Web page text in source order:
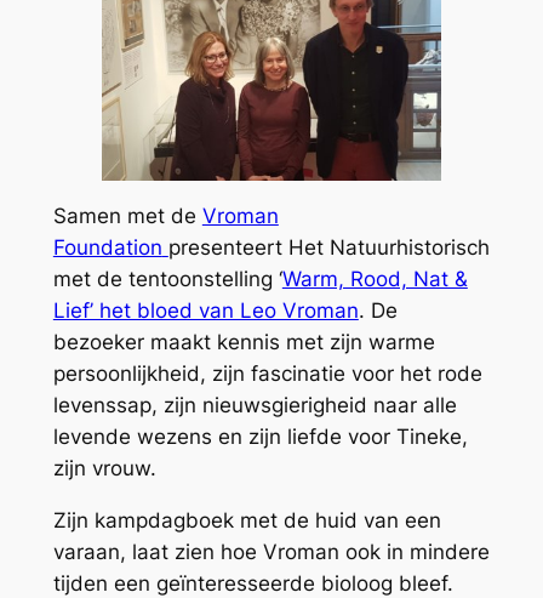
Samen met de Vroman
Foundation presenteert Het Natuurhistorisch
met de tentoonstelling ‘Warm, Rood, Nat &
Lief’ het bloed van Leo Vroman. De
bezoeker maakt kennis met zijn warme
persoonlijkheid, zijn fascinatie voor het rode
levenssap, zijn nieuwsgierigheid naar alle
levende wezens en zijn liefde voor Tineke,
zijn vrouw.
Zijn kampdagboek met de huid van een
varaan, laat zien hoe Vroman ook in mindere
tijden een geïnteresseerde bioloog bleef.